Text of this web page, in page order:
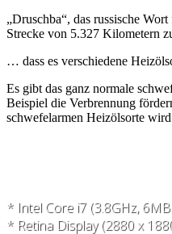
„Druschba“, das russische
Strecke von 5.327 Kilometern
… dass es verschiedene
Es gibt das ganz normale
Beispiel die Verbrennung
schwefelarmen Heizölsorte
* Intel Core i7 (3.8GHz,
* Retina Display (2880 x